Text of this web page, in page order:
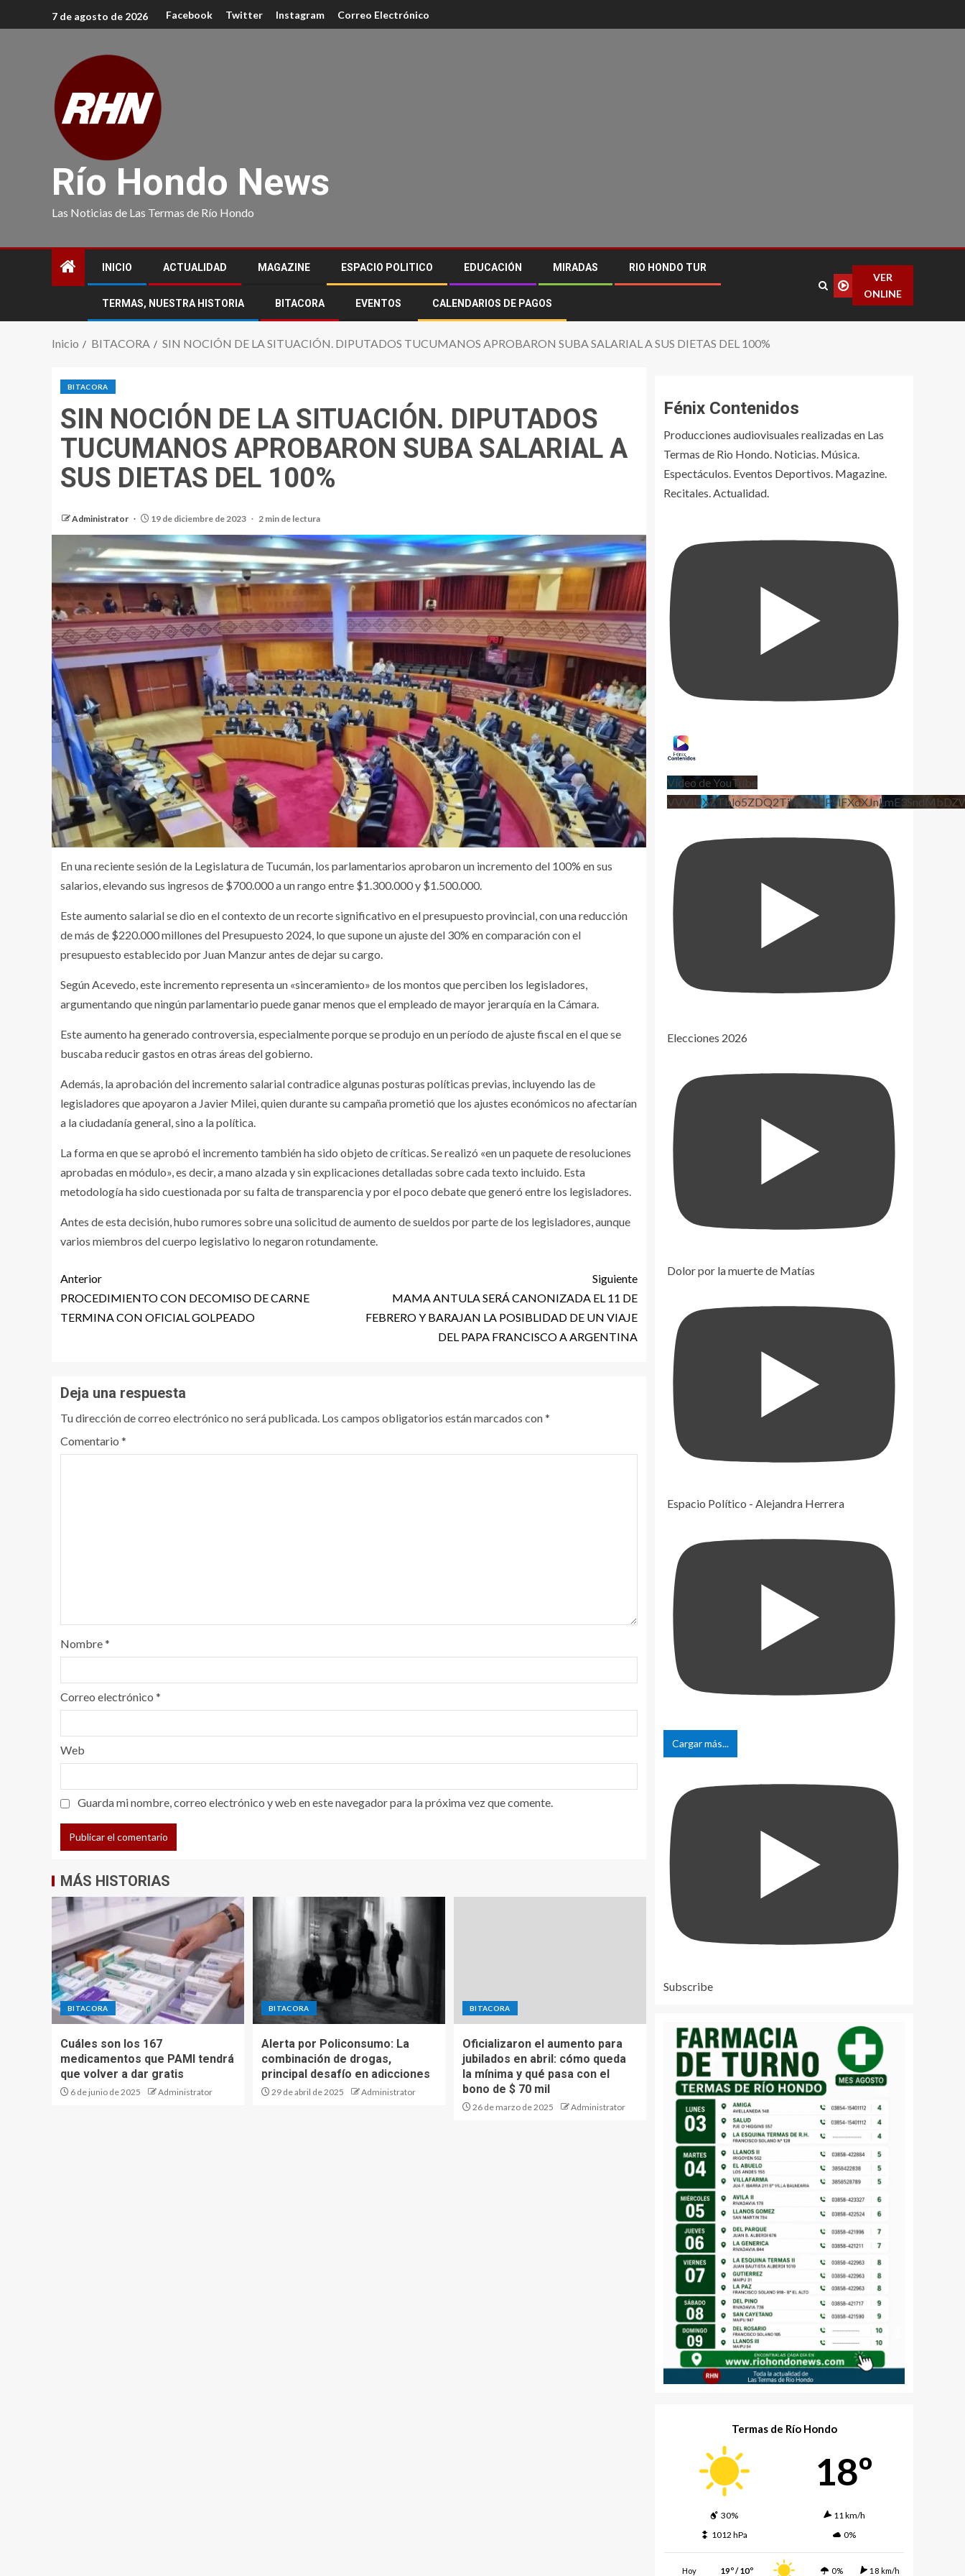
7 de agosto de 2026 Facebook Twitter Instagram Correo Electrónico
Río Hondo News
Las Noticias de Las Termas de Río Hondo
INICIO ACTUALIDAD MAGAZINE ESPACIO POLITICO EDUCACIÓN MIRADAS RIO HONDO TUR
TERMAS, NUESTRA HISTORIA BITACORA EVENTOS CALENDARIOS DE PAGOS
VER
ONLINE
Inicio BITACORA SIN NOCIÓN DE LA SITUACIÓN. DIPUTADOS TUCUMANOS APROBARON SUBA SALARIAL A SUS DIETAS DEL 100%
BITACORA
SIN NOCIÓN DE LA SITUACIÓN. DIPUTADOS
TUCUMANOS APROBARON SUBA SALARIAL A
SUS DIETAS DEL 100%
Administrator 19 de diciembre de 2023 2 min de lectura
En una reciente sesión de la Legislatura de Tucumán, los parlamentarios aprobaron un incremento del 100% en sus
salarios, elevando sus ingresos de $700.000 a un rango entre $1.300.000 y $1.500.000.
Este aumento salarial se dio en el contexto de un recorte significativo en el presupuesto provincial, con una reducción
de más de $220.000 millones del Presupuesto 2024, lo que supone un ajuste del 30% en comparación con el
presupuesto establecido por Juan Manzur antes de dejar su cargo.
Según Acevedo, este incremento representa un «sinceramiento» de los montos que perciben los legisladores,
argumentando que ningún parlamentario puede ganar menos que el empleado de mayor jerarquía en la Cámara.
Este aumento ha generado controversia, especialmente porque se produjo en un período de ajuste fiscal en el que se
buscaba reducir gastos en otras áreas del gobierno.
Además, la aprobación del incremento salarial contradice algunas posturas políticas previas, incluyendo las de
legisladores que apoyaron a Javier Milei, quien durante su campaña prometió que los ajustes económicos no afectarían
a la ciudadanía general, sino a la política.
La forma en que se aprobó el incremento también ha sido objeto de críticas. Se realizó «en un paquete de resoluciones
aprobadas en módulo», es decir, a mano alzada y sin explicaciones detalladas sobre cada texto incluido. Esta
metodología ha sido cuestionada por su falta de transparencia y por el poco debate que generó entre los legisladores.
Antes de esta decisión, hubo rumores sobre una solicitud de aumento de sueldos por parte de los legisladores, aunque
varios miembros del cuerpo legislativo lo negaron rotundamente.
Anterior
PROCEDIMIENTO CON DECOMISO DE CARNE
TERMINA CON OFICIAL GOLPEADO
Siguiente
MAMA ANTULA SERÁ CANONIZADA EL 11 DE
FEBRERO Y BARAJAN LA POSIBLIDAD DE UN VIAJE
DEL PAPA FRANCISCO A ARGENTINA
Deja una respuesta
Tu dirección de correo electrónico no será publicada. Los campos obligatorios están marcados con*
Comentario *
Nombre*
Correo electrónico *
Web
Guarda mi nombre, correo electrónico y web en este navegador para la próxima vez que comente.
MÁS HISTORIAS
BITACORA
Cuáles son los 167
medicamentos que PAMI tendrá
que volver a dar gratis
6 de junio de 2025 Administrator
BITACORA
Alerta por Policonsumo: La
combinación de drogas,
principal desafío en adicciones
29 de abril de 2025 Administrator
BITACORA
Oficializaron el aumento para
jubilados en abril: cómo queda
la mínima y qué pasa con el
bono de $ 70 mil
26 de marzo de 2025 Administrator
Fénix Contenidos
Producciones audiovisuales realizadas en Las
Termas de Rio Hondo. Noticias. Música.
Espectáculos. Eventos Deportivos. Magazine.
Recitales. Actualidad.
Vídeo de YouTube
Elecciones 2026
Dolor por la muerte de Matías
Espacio Político - Alejandra Herrera
Cargar más...
Subscribe
Termas de Río Hondo
18º
30%
11 km/h
1012 hPa
0%
Hoy 19º / 10º 0% 18 km/h